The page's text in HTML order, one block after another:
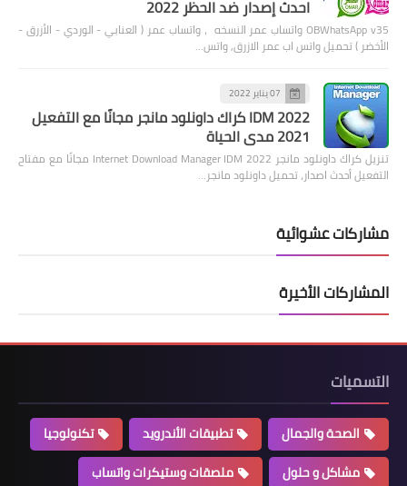
احدث إصدار ضد الحظر 2022
OBWhatsApp v35 واتساب عمر النسخه ، واتساب عمر ( العنابي - الوردي - الأزرق -
الأخضر ) تحميل واتس اب عمر الازرق, واتس…
07 يناير 2022
IDM 2022 كراك داونلود مانجر مجانًا مع التفعيل
2021 مدى الحياة
تنزيل كراك داونلود مانجر 2022 Internet Download Manager IDM مجانًا مع مفتاح
التفعيل أحدث اصدار، تحميل داونلود مانجر…
مشاركات عشوائية
المشاركات الأخيرة
التسميات
الصحة والجمال تطبيقات الأندرويد
تكنولوجيا
مشاكل و حلول
ملصقات وستيكرات واتساب